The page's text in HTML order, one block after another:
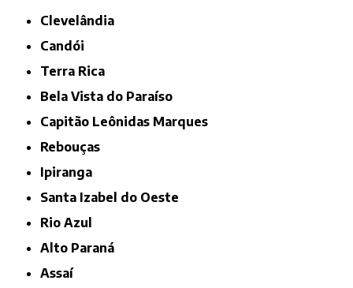
Clevelândia
Candói
Terra Rica
Bela Vista do Paraíso
Capitão Leônidas Marques
Rebouças
Ipiranga
Santa Izabel do Oeste
Rio Azul
Alto Paraná
Assaí